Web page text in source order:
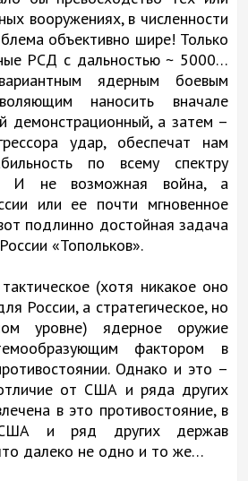
вооружениях, в численности
объективно шире! Только
РСД с дальностью ~ 5000…
ядерным боевым
наносить вначале
демонстрационный, а затем –
удар, обеспечат нам
по всему спектру
И не возможная война, а
или ее почти мгновенное
подлинно достойная задача
«Топольков».
(хотя никакое оно
России, а стратегическое, но
уровне) ядерное оружие
фактором в
Однако и это –
от США и ряда других
в это противостояние, в
и ряд других держав
далеко не одно и то же…